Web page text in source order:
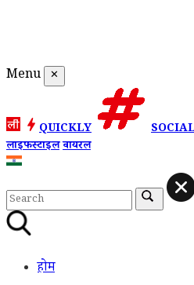
Menu ✕
QUICKLY
लाइफस्टाइलवायरल
होम